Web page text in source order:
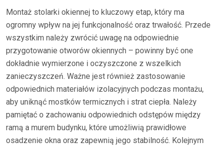
Montaż stolarki okiennej to kluczowy etap, który ma
ogromny wpływ na jej funkcjonalność oraz trwałość. Przede
wszystkim należy zwrócić uwagę na odpowiednie
przygotowanie otworów okiennych – powinny być one
dokładnie wymierzone i oczyszczone z wszelkich
zanieczyszczeń. Ważne jest również zastosowanie
odpowiednich materiałów izolacyjnych podczas montażu,
aby uniknąć mostków termicznych i strat ciepła. Należy
pamiętać o zachowaniu odpowiednich odstępów między
ramą a murem budynku, które umożliwią prawidłowe
osadzenie okna oraz zapewnią jego stabilność. Kolejnym